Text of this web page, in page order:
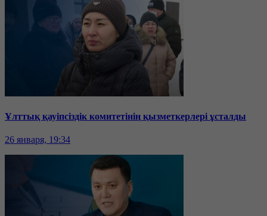
Ұлттық қауіпсіздік комитетінің қызметкерлері ұсталды
26 января, 19:34